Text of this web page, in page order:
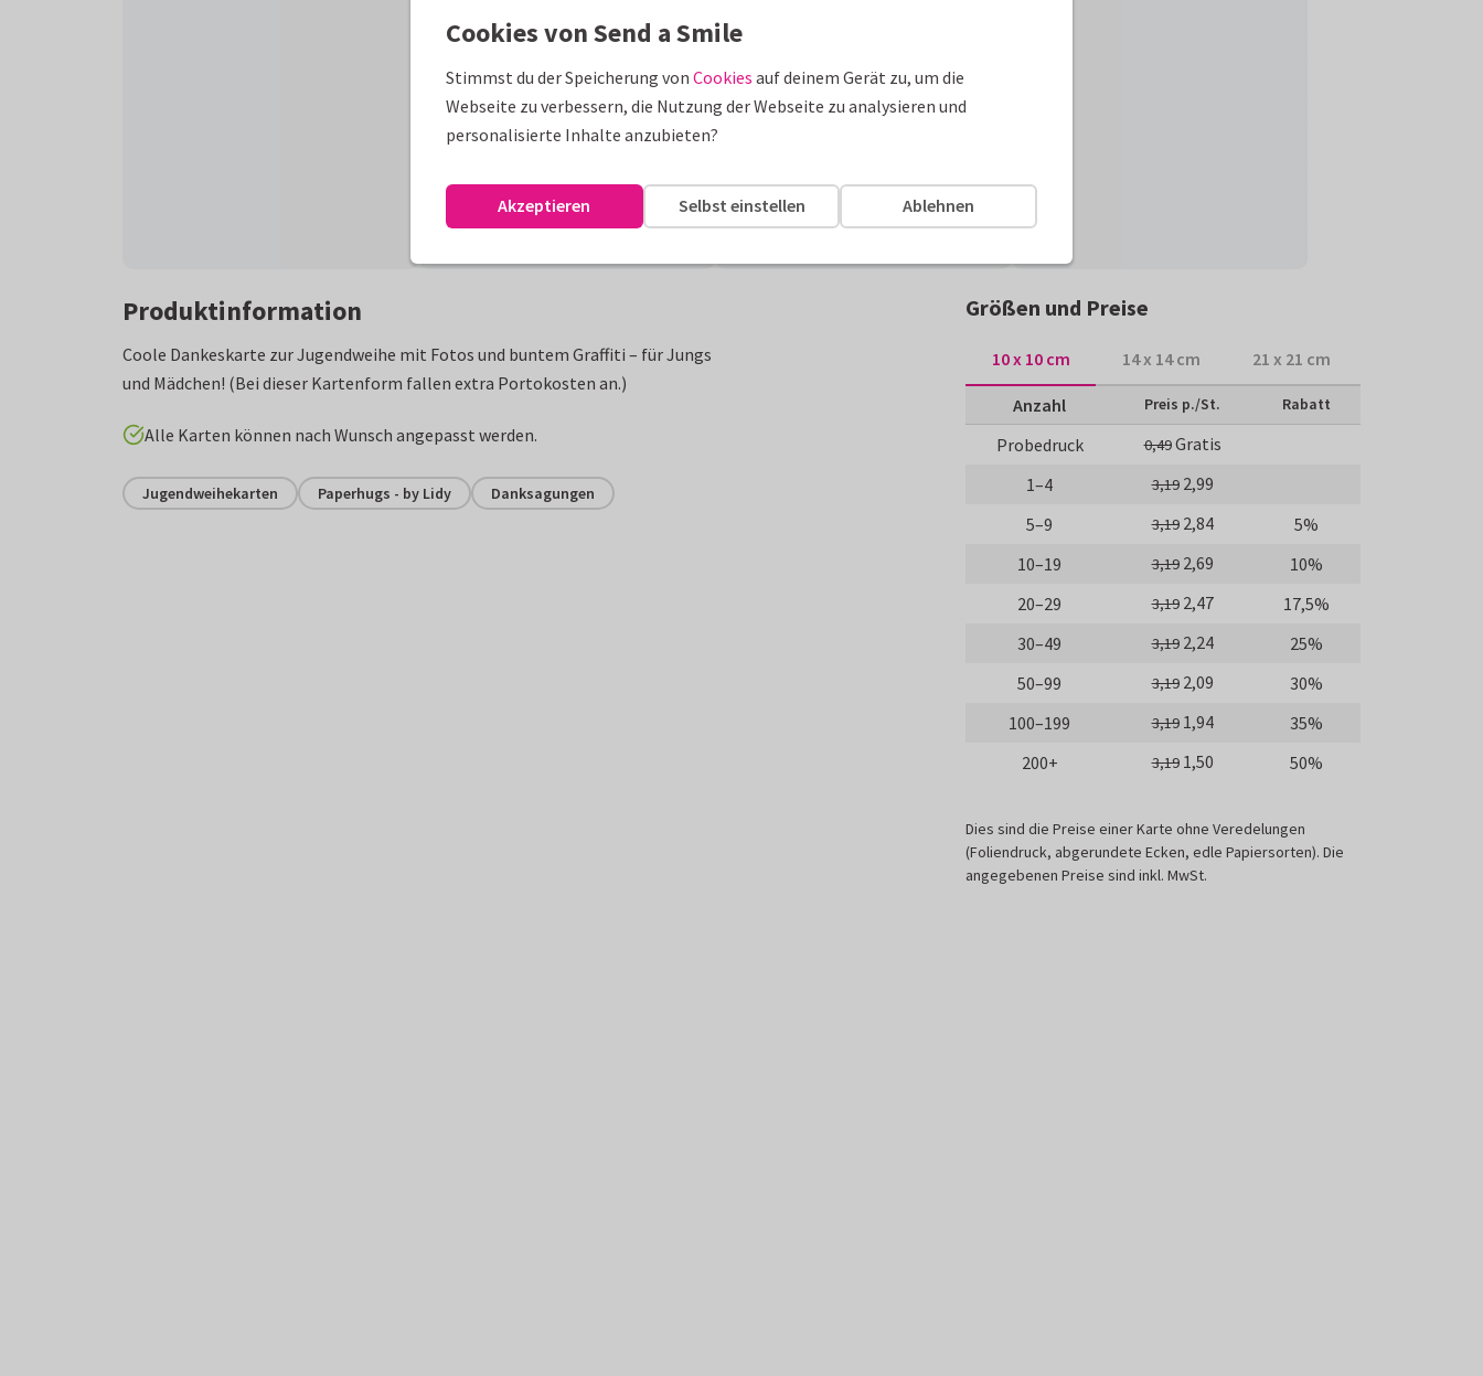
Produktinformation
Coole Dankeskarte zur Jugendweihe mit Fotos und buntem Graffiti – für Jungs
und Mädchen! (Bei dieser Kartenform fallen extra Portokosten an.)
Alle Karten können nach Wunsch angepasst werden.
Jugendweihekarten Paperhugs - by Lidy Danksagungen
Größen und Preise
10 x 10 cm 14 x 14 cm 21 x 21 cm
Anzahl Preis p./St. Rabatt
Probedruck 0,49Gratis
1–4
3,19 2,99
5–9
3,19 2,84
5%
10–19
3,19 2,69
10%
20–29
3,19 2,47
17,5%
30–49
3,19 2,24
25%
50–99
3,19 2,09
30%
100–199
3,19 1,94
35%
200+
3,19 1,50 50%
Dies sind die Preise einer Karte ohne Veredelungen
(Foliendruck, abgerundete Ecken, edle Papiersorten). Die
angegebenen Preise sind inkl. MwSt.
Cookies von Send a Smile
Stimmst du der Speicherung von Cookies auf deinem Gerät zu, um die
Webseite zu verbessern, die Nutzung der Webseite zu analysieren und
personalisierte Inhalte anzubieten?
Ablehnen
Selbst einstellen
Akzeptieren